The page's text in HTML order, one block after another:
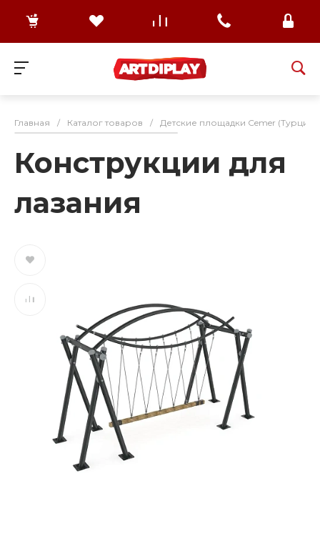
Главная / Каталог товаров / Детские площадки Cemer (Турция)
Конструкции для
лазания